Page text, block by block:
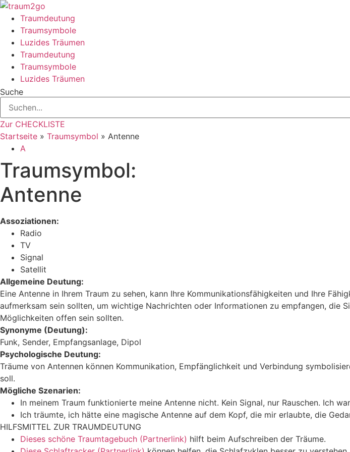
Zum
Inhalt
springen
Traumdeutung
Traumsymbole
Luzides Träumen
Traumdeutung
Traumsymbole
Luzides Träumen
Suche
Zur CHECKLISTE
Startseite » Traumsymbol » Antenne
A
Traumsymbol:
Antenne
Assoziationen:
Radio
TV
Signal
Satellit
Allgemeine Deutung:
Eine Antenne in Ihrem Traum zu sehen, kann Ihre Kommunikationsfähigkeiten und Ihre
aufmerksam sein sollten, um wichtige Nachrichten oder Informationen zu empfangen, die
Möglichkeiten offen sein sollten.
Synonyme (Deutung):
Funk, Sender, Empfangsanlage, Dipol
Psychologische Deutung:
Träume von Antennen können Kommunikation, Empfänglichkeit und Verbindung
soll.
Mögliche Szenarien:
In meinem Traum funktionierte meine Antenne nicht. Kein Signal, nur Rauschen. Ich
Ich träumte, ich hätte eine magische Antenne auf dem Kopf, die mir erlaubte, die
HILFSMITTEL ZUR TRAUMDEUTUNG
Dieses schöne Traumtagebuch (Partnerlink) hilft beim Aufschreiben der Träume.